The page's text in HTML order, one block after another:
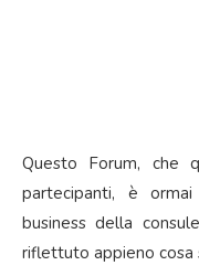
Questo Forum, che
partecipanti, è
business della
riflettuto appieno cosa